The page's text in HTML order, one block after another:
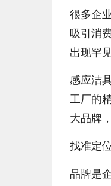
很多企
吸引消
出现罕
感应洁
工厂的
大品牌
找准定
品牌是